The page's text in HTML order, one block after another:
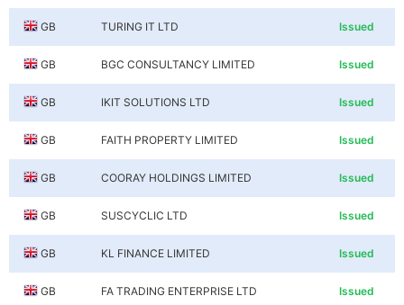
GB TURING IT LTD Issued
GB BGC CONSULTANCY LIMITED Issued
GB IKIT SOLUTIONS LTD Issued
GB FAITH PROPERTY LIMITED Issued
GB COORAY HOLDINGS LIMITED Issued
GB SUSCYCLIC LTD Issued
GB KL FINANCE LIMITED Issued
GB FA TRADING ENTERPRISE LTD Issued